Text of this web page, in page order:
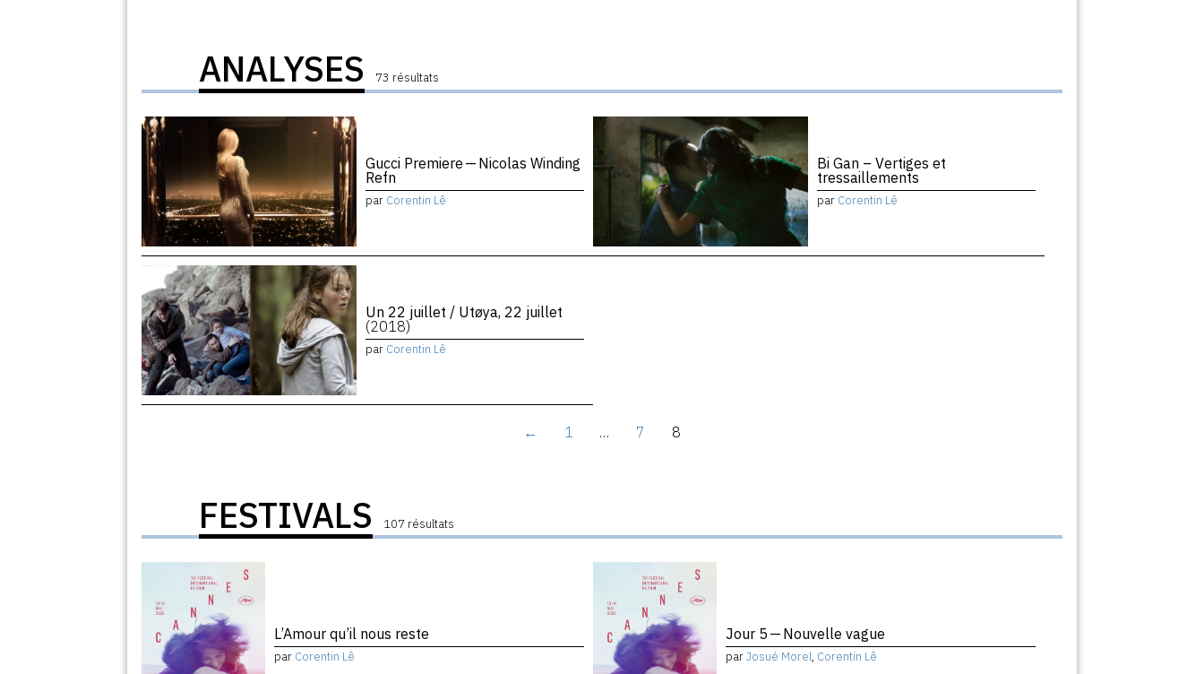
ANALYSES 73 résultats
Gucci Premiere — Nicolas Winding
Refn
par Corentin Lê
Bi Gan – Vertiges et
tressaillements
par Corentin Lê
Un 22 juillet / Utøya, 22 juillet
(2018)
par Corentin Lê
← 1 … 7 8
FESTIVALS 107 résultats
L’Amour qu’il nous reste
par Corentin Lê
Jour 5 — Nouvelle vague
parJosué Morel, Corentin Lê